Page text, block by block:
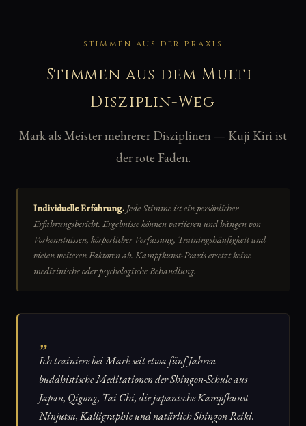
STIMMEN AUS DER PRAXIS
Stimmen aus dem Multi-
Disziplin-Weg
Mark als Meister mehrerer Disziplinen — Kuji Kiri ist
der rote Faden.
Individuelle Erfahrung. Jede Stimme ist ein persönlicher
Erfahrungsbericht. Ergebnisse können variieren und hängen von
Vorkenntnissen, körperlicher Verfassung, Trainingshäufigkeit und
vielen weiteren Faktoren ab. Kampfkunst-Praxis ersetzt keine
medizinische oder psychologische Behandlung.
„
Ich trainiere bei Mark seit etwa fünf Jahren —
buddhistische Meditationen der Shingon-Schule aus
Japan, Qigong, Tai Chi, die japanische Kampfkunst
Ninjutsu, Kalligraphie und natürlich Shingon Reiki.